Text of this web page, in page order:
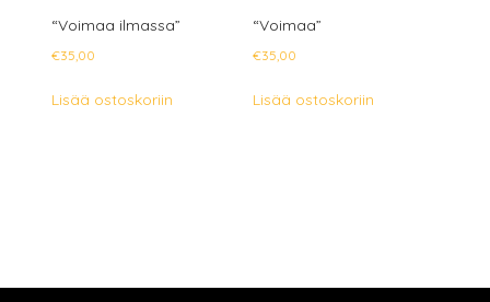
“Voimaa ilmassa”
€35,00
Lisää ostoskoriin
“Voimaa”
€35,00
Lisää ostoskoriin